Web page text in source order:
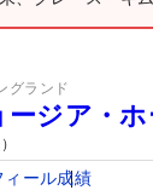
グランド
ージア・
ィール成績